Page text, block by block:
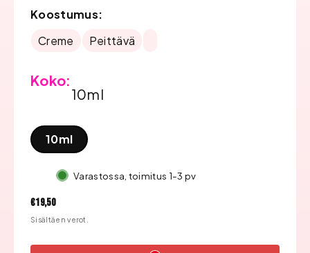
Koostumus:
Creme
Peittävä
Koko:
10ml
10ml
Varastossa, toimitus 1-3 pv
Hinta
€19,50
Sisältäen verot.